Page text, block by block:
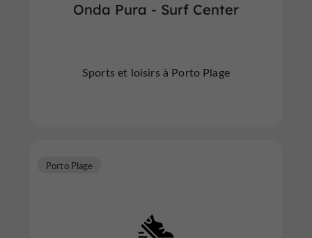
Onda Pura - Surf Center
Sports et loisirs à Porto Plage
Porto Plage